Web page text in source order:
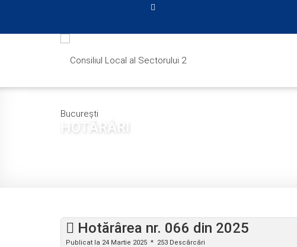
HOTĂRÂRI
Hotărârea nr. 066 din 2025
Publicat la 24 Martie 2025 253 Descărcări